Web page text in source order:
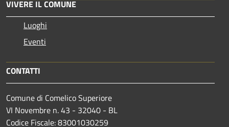
VIVERE IL COMUNE
Luoghi
Eventi
CONTATTI
Comune di Comelico Superiore
VI Novembre n. 43 - 32040 - BL
Codice Fiscale: 83001030259